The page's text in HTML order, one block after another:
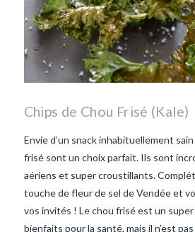
Chips de Chou Frisé (Kale)
Envie d’un snack inhabituellement
frisé sont un choix parfait. Ils sont
aériens et super croustillants.
touche de fleur de sel de Vendée et
vos invités ! Le chou frisé est un
bienfaits pour la santé, mais il n’est